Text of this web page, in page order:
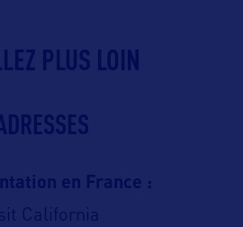
PLUS LOIN
en France :
California